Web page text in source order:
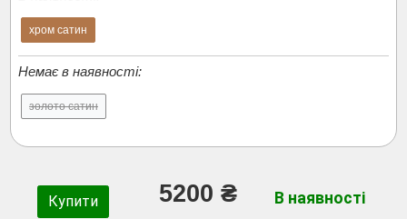
хром сатин
Немає в наявності:
золото сатин
Купити 5200 ₴ В наявності